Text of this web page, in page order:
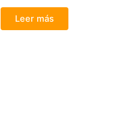
Leer más